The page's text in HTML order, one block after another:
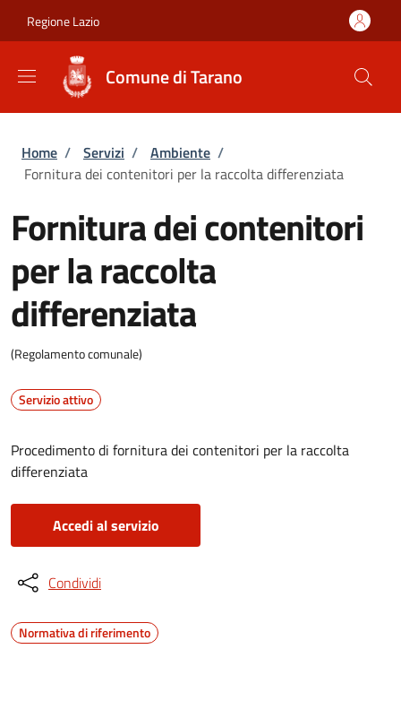
Regione Lazio
Comune di Tarano
Briciole di pane
Home / Servizi / Ambiente /
Fornitura dei contenitori per la raccolta differenziata
Fornitura dei contenitori
per la raccolta
differenziata
(Regolamento comunale)
Servizio attivo
Procedimento di fornitura dei contenitori per la raccolta
differenziata
Accedi al servizio
Condividi
Normativa di riferimento